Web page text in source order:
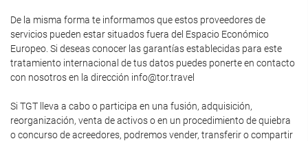
De la misma forma te informamos que estos proveedores de
servicios pueden estar situados fuera del Espacio Económico
Europeo. Si deseas conocer las garantías establecidas para este
tratamiento internacional de tus datos puedes ponerte en contacto
con nosotros en la dirección info@tor.travel
Si TGT lleva a cabo o participa en una fusión, adquisición,
reorganización, venta de activos o en un procedimiento de quiebra
o concurso de acreedores, podremos vender, transferir o compartir